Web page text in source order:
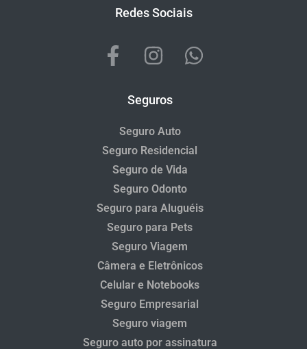
Redes Sociais
Seguros
Seguro Auto
Seguro Residencial
Seguro de Vida
Seguro Odonto
Seguro para Aluguéis
Seguro para Pets
Seguro Viagem
Câmera e Eletrônicos
Celular e Notebooks
Seguro Empresarial
Seguro viagem
Seguro auto por assinatura